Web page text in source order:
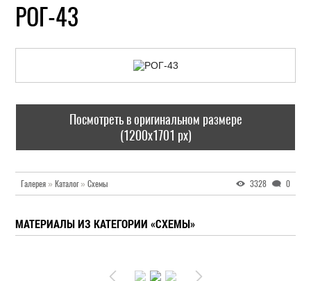
РОГ-43
Посмотреть в оригинальном размере
(1200x1701 px)
Галерея » Каталог» Схемы 3328 0
МАТЕРИАЛЫ ИЗ КАТЕГОРИИ «СХЕМЫ»